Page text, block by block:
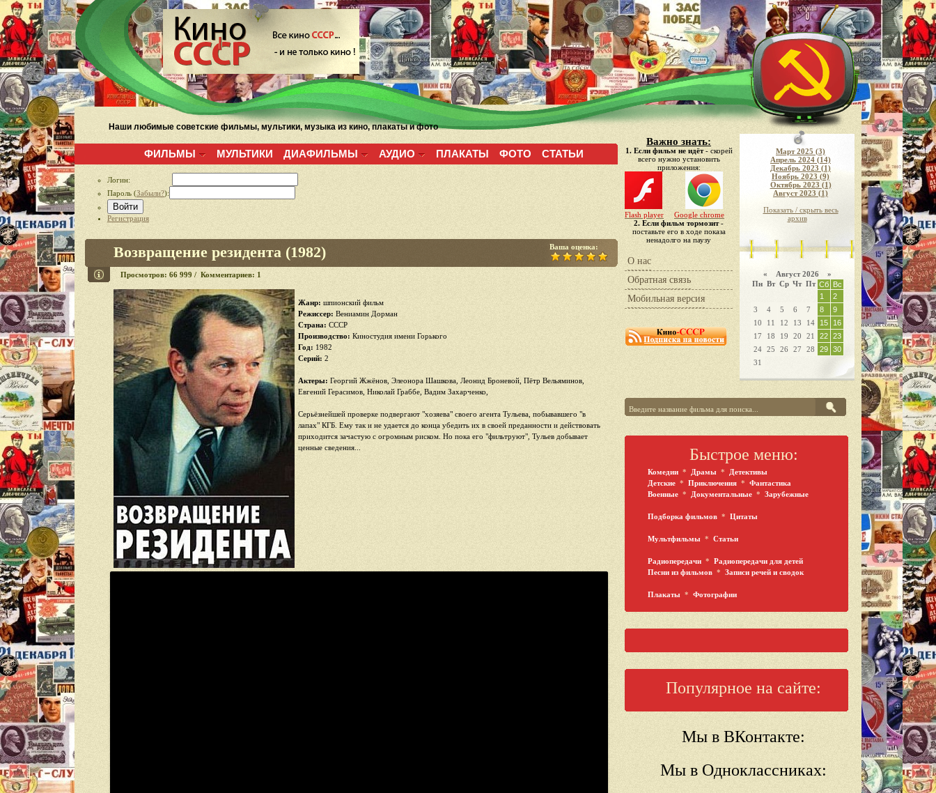
Наши любимые советские фильмы, мультики, музыка из кино, плакаты и фото
ФИЛЬМЫ МУЛЬТИКИ ДИАФИЛЬМЫ АУДИО ПЛАКАТЫ ФОТО СТАТЬИ
Логин:
Пароль (Забыли?):
Войти
Регистрация
Возвращение резидента (1982) Ваша оценка:
Просмотров: 66 999 / Комментариев: 1
Жанр: шпионский фильм
Режиссер: Вениамин Дорман
Страна: СССР
Производство: Киностудия имени Горького
Год: 1982
Cерий: 2
Актеры: Георгий Жжёнов, Элеонора Шашкова, Леонид Броневой, Пётр Вельяминов,
Евгений Герасимов, Николай Граббе, Вадим Захарченко,
Серьёзнейшей проверке подвергают "хозяева" своего агента Тульева, побывавшего "в
лапах" КГБ. Ему так и не удается до конца убедить их в своей преданности и действовать
приходится зачастую с огромным риском. Но пока его "фильтруют", Тульев добывает
ценные сведения...
Важно знать:
1. Если фильм не идёт- скорей
всего нужно установить
приложения:
Flash player
Google chrome
2. Если фильм тормозит-
поставьте его в ходе показа
ненадолго на паузу
О нас
Обратная связь
Мобильная версия
Март 2025 (3)
Апрель 2024 (14)
Декабрь 2023 (1)
Ноябрь 2023 (9)
Октябрь 2023 (1)
Август 2023 (1)
Показать / скрыть весь
архив
« Август 2026 »
Пн Вт Ср Чт Пт Сб Вс
1
2
3
4 5 6 7 8
9
10
11 12 13 14 15
16
17
18 19 20 21 22 23
24 25 26 27 28 29 30
31
Быстрое меню:
Комедии * Драмы *
Детективы
Детские * Приключения * Фантастика
Военные * Документальные * Зарубежные
Подборка фильмов * Цитаты
Мультфильмы * Статьи
Радиопередачи * Радиопередачи для детей
Песни из фильмов * Записи речей и сводок
Плакаты * Фотографии
Популярное на сайте:
Мы в ВКонтакте:
Мы в Одноклассниках: